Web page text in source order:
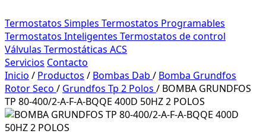
Termostatos Simples Termostatos Programables
Termostatos Inteligentes Termostatos de control
Válvulas Termostáticas ACS
Servicios Contacto
Inicio / Productos / Bombas Dab / Bomba Grundfos
Rotor Seco / Grundfos Tp 2 Polos / BOMBA GRUNDFOS
TP 80-400/2-A-F-A-BQQE 400D 50HZ 2 POLOS